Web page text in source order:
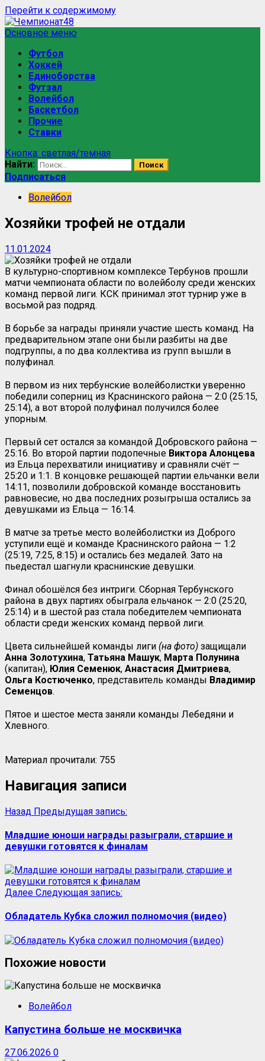
Перейти к содержимому
Основное меню
Футбол
Хоккей
Единоборства
Футзал
Волейбол
Баскетбол
Прочие
Ставки
Кнопка: светлая/темная
Найти:
Подписаться
Волейбол
Хозяйки трофей не отдали
11.01.2024
В культурно-спортивном комплексе Тербунов прошли
матчи чемпионата области по волейболу среди женских
команд первой лиги. КСК принимал этот турнир уже в
восьмой раз подряд.
В борьбе за награды приняли участие шесть команд. На
предварительном этапе они были разбиты на две
подгруппы, а по два коллектива из групп вышли в
полуфинал.
В первом из них тербунские волейболистки уверенно
победили соперниц из Краснинского района — 2:0 (25:15,
25:14), а вот второй полуфинал получился более
упорным.
Первый сет остался за командой Добровского района —
25:16. Во второй партии подопечные Виктора Алонцева
из Ельца перехватили инициативу и сравняли счёт —
25:20 и 1:1. В концовке решающей партии ельчанки вели
14:11, позволили добровской команде восстановить
равновесие, но два последних розыгрыша остались за
девушками из Ельца — 16:14.
В матче за третье место волейболистки из Доброго
уступили ещё и команде Краснинского района — 1:2
(25:19, 7:25, 8:15) и остались без медалей. Зато на
пьедестал шагнули краснинские девушки.
Финал обошёлся без интриги. Сборная Тербунского
района в двух партиях обыграла ельчанок — 2:0 (25:20,
25:14) и в шестой раз стала победителем чемпионата
области среди женских команд первой лиги.
Цвета сильнейшей команды лиги (на фото) защищали
Анна Золотухина, Татьяна Машук, Марта Полунина
(капитан), Юлия Семенюк, Анастасия Дмитриева,
Ольга Костюченко, представитель команды Владимир
Семенцов.
Пятое и шестое места заняли команды Лебедяни и
Хлевного.
Материал прочитали: 755
Навигация записи
Назад Предыдущая запись:
Младшие юноши награды разыграли, старшие и
девушки готовятся к финалам
Далее Следующая запись:
Обладатель Кубка сложил полномочия (видео)
Похожие новости
Волейбол
Капустина больше не москвичка
27.06.2026 0